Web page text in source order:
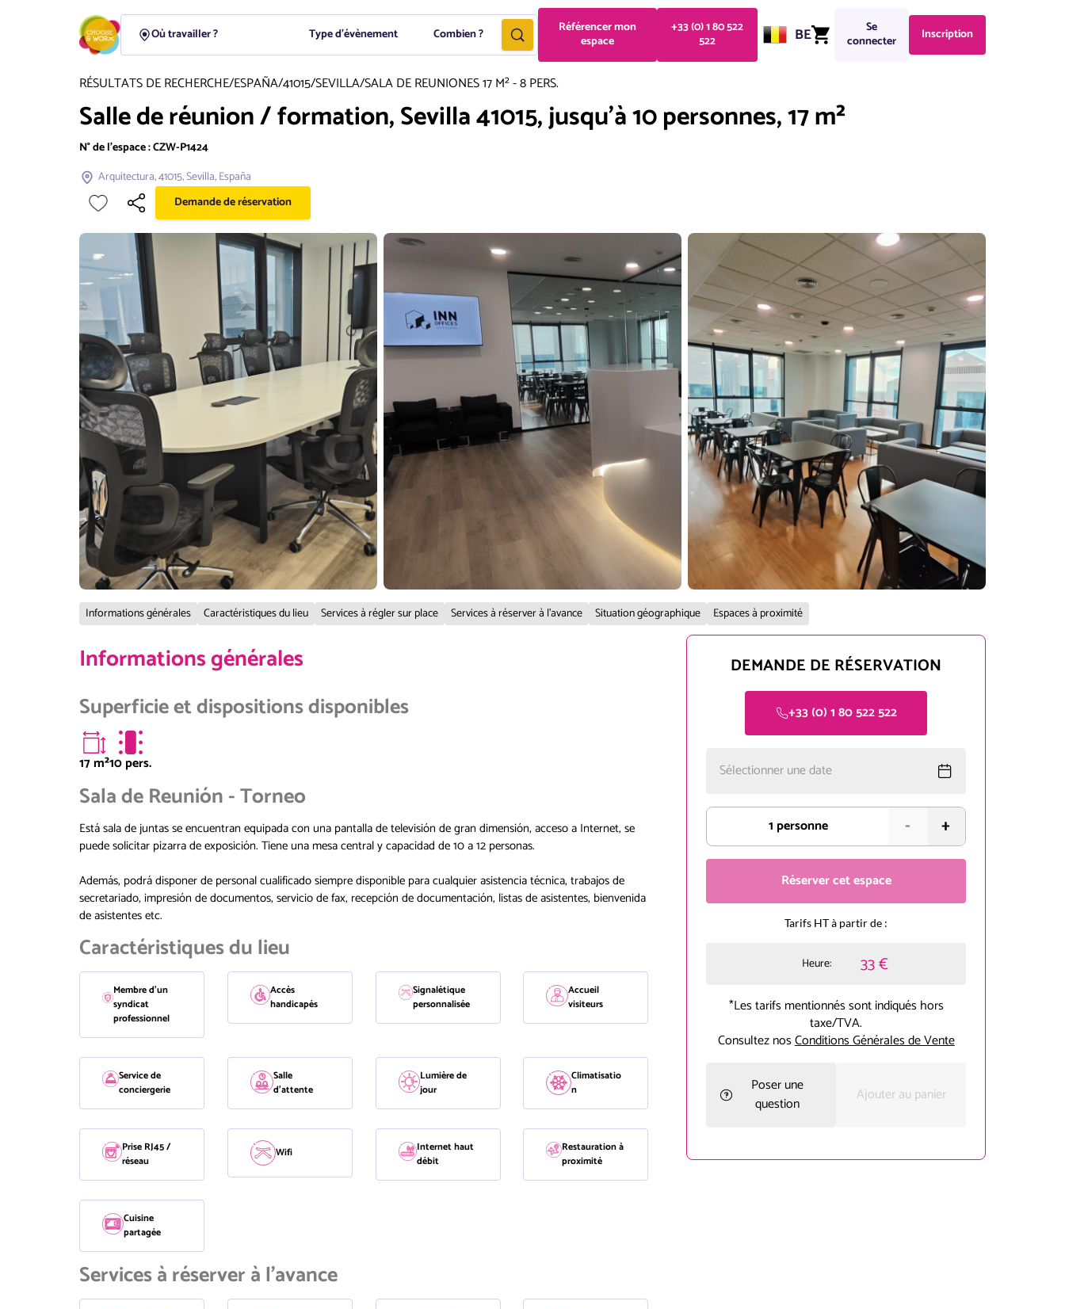
Type d'évènement Combien ? Référencer mon
espace
+33 (0) 1 80 522
522 BE Se
connecter Inscription
RÉSULTATS DE RECHERCHE/ESPAÑA/41015/SEVILLA/SALA DE REUNIONES 17 M² - 8 PERS.
Salle de réunion / formation, Sevilla 41015, jusqu'à 10 personnes, 17 m²
N° de l'espace :CZW-P1424
Arquitectura, 41015, Sevilla, España
Demande de réservation
Informations générales Caractéristiques du lieu Services à régler sur place Services à réserver à l'avance Situation géographique Espaces à proximité
Informations générales
Superficie et dispositions disponibles
17m²10 pers.
Sala de Reunión - Torneo
Está sala de juntas se encuentran equipada con una pantalla de televisión de gran dimensión, acceso a Internet, se
puede solicitar pizarra de exposición. Tiene una mesa central y capacidad de 10 a 12 personas.
Además, podrá disponer de personal cualificado siempre disponible para cualquier asistencia técnica, trabajos de
secretariado, impresión de documentos, servicio de fax, recepción de documentación, listas de asistentes, bienvenida
de asistentes etc.
Caractéristiques du lieu
Membre d'un
syndicat
professionnel
Accès
handicapés
Signalétique
personnalisée
Accueil
visiteurs
Service de
conciergerie
Salle
d'attente
Lumière de
jour
Climatisatio
n
Prise RJ45 /
réseau
Wifi
Internet haut
débit
Restauration à
proximité
Cuisine
partagée
Services à réserver à l'avance
DEMANDE DE RÉSERVATION
+33 (0) 1 80 522 522
Sélectionner une date
1 personne - +
Réserver cet espace
Tarifs HT à partir de :
Heure: 33 €
*Les tarifs mentionnés sont indiqués hors
taxe/TVA.
Consultez nosConditions Générales de Vente
Poser une
question
Ajouter au panier